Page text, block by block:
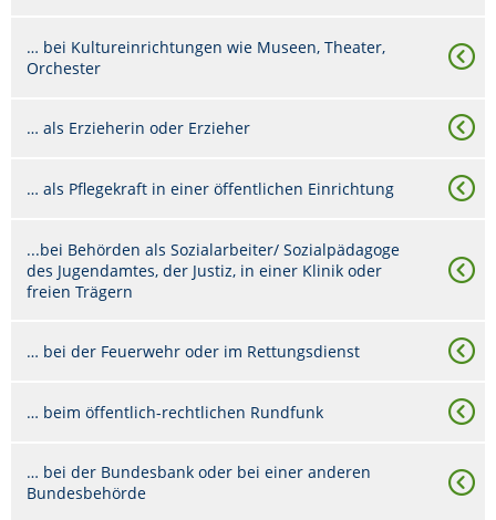
… bei Kultureinrichtungen wie Museen, Theater,
Orchester
… als Erzieherin oder Erzieher
… als Pflegekraft in einer öffentlichen Einrichtung
...bei Behörden als Sozialarbeiter/ Sozialpädagoge
des Jugendamtes, der Justiz, in einer Klinik oder
freien Trägern
… bei der Feuerwehr oder im Rettungsdienst
… beim öffentlich-rechtlichen Rundfunk
… bei der Bundesbank oder bei einer anderen
Bundesbehörde